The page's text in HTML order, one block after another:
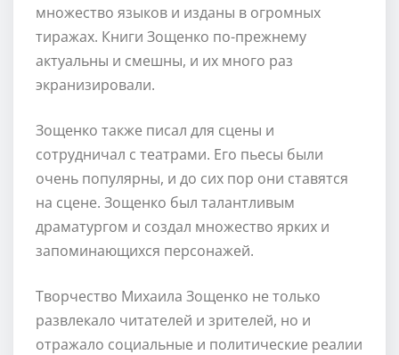
множество языков и изданы в огромных
тиражах. Книги Зощенко по-прежнему
актуальны и смешны, и их много раз
экранизировали.
Зощенко также писал для сцены и
сотрудничал с театрами. Его пьесы были
очень популярны, и до сих пор они ставятся
на сцене. Зощенко был талантливым
драматургом и создал множество ярких и
запоминающихся персонажей.
Творчество Михаила Зощенко не только
развлекало читателей и зрителей, но и
отражало социальные и политические реалии